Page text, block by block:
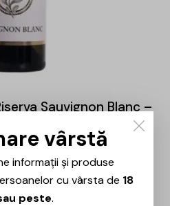
Sauvignon Blanc –
vârstă
informații și produse
cu vârsta de 18
peste.